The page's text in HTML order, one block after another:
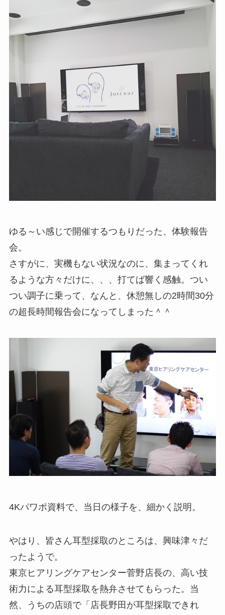
ゆる～い感じで開催するつもりだった、体験報告
会。
さすがに、実機もない状況なのに、集まってくれ
るような方々だけに、、、打てば響く感触。つい
つい調子に乗って、なんと、休憩無しの2時間30分
の超長時間報告会になってしまった＾＾
4Kパワポ資料で、当日の様子を、細かく説明。
やはり、皆さん耳型採取のところは、興味津々だ
ったようで。
東京ヒアリングケアセンター菅野店長の、高い技
術力による耳型採取を熱弁させてもらった。当
然、うちの店頭で「店長野田が耳型採取できれ